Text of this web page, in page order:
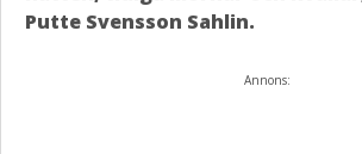
Putte Svensson Sahlin.
Annons: